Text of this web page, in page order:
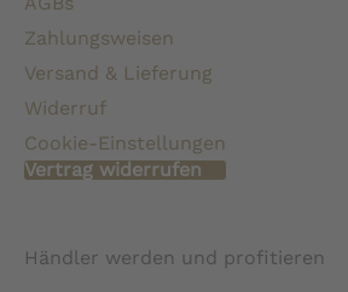
Zahlungsweisen
Versand & Lieferung
Widerruf
Cookie-Einstellungen
Vertrag widerrufen
Händler werden und profitieren